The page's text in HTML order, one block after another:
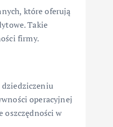
które oferują
Takie
firmy.
operacyjnej
oszczędności w